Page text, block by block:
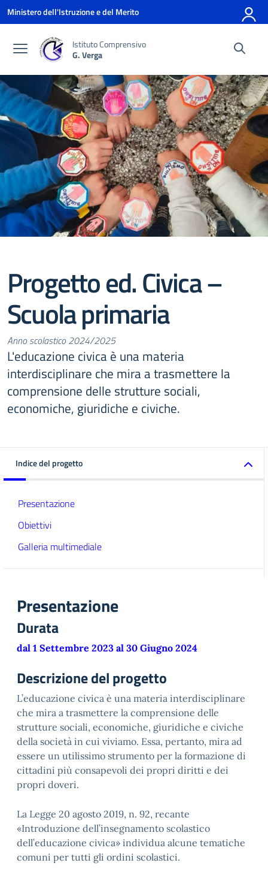
Vai ai contenuti
Vai al menu di navigazione
Vai al footer
Ministero dell'Istruzione e del Merito
Istituto Comprensivo
G. Verga
Progetto ed. Civica –
Scuola primaria
Anno scolastico 2024/2025
L'educazione civica è una materia
interdisciplinare che mira a trasmettere la
comprensione delle strutture sociali,
economiche, giuridiche e civiche.
Indice del progetto
Presentazione
Obiettivi
Galleria multimediale
Presentazione
Durata
dal 1 Settembre 2023 al 30 Giugno 2024
Descrizione del progetto
L’educazione civica è una materia interdisciplinare
che mira a trasmettere la comprensione delle
strutture sociali, economiche, giuridiche e civiche
della società in cui viviamo. Essa, pertanto, mira ad
essere un utilissimo strumento per la formazione di
cittadini più consapevoli dei propri diritti e dei
propri doveri.
La Legge 20 agosto 2019, n. 92, recante
«Introduzione dell’insegnamento scolastico
dell’educazione civica» individua alcune tematiche
comuni per tutti gli ordini scolastici.